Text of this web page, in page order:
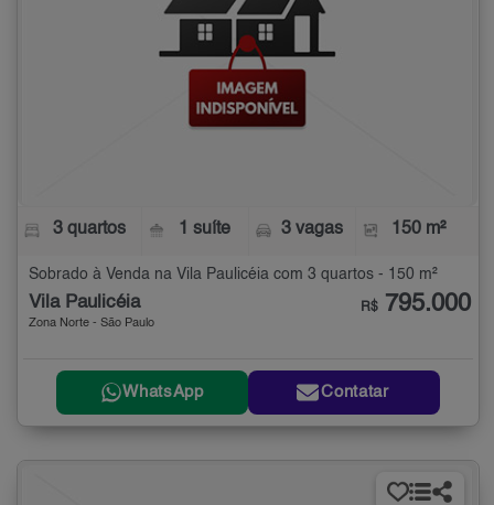
3 quartos 1 suíte 3 vagas 150 m²
Sobrado à Venda na Vila Paulicéia com 3 quartos - 150 m²
Vila Paulicéia
Zona Norte - São Paulo
R$ 795.000
WhatsApp Contatar